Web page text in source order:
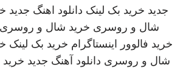
جدید خرید بک لینک دانلود اهنگ جدید
شال و روسری خرید شال و روسری
خرید فالوور اینستاگرام خرید بک لینک
شال و روسری دانلود آهنگ جدید خرید